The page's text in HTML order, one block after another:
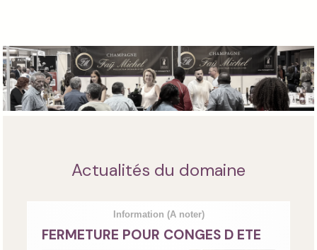
Actualités du domaine
Information (A noter)
FERMETURE POUR CONGES D ETE